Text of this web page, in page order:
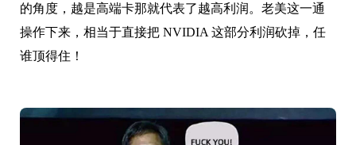
的角度，越是高端卡那就代表了越高利润。老美这一通
操作下来，相当于直接把 NVIDIA 这部分利润砍掉，任
谁顶得住！